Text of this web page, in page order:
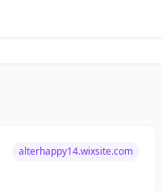
alterhappy14.wixsite.com